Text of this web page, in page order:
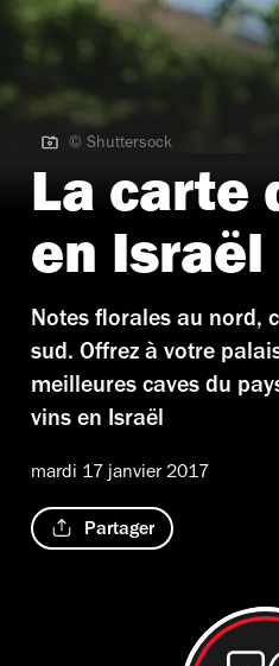
© Shuttersock
© Shuttersock
La carte
en Israël
Notes florales au nord,
sud. Offrez à votre
meilleures caves du
vins en Israël
mardi 17 janvier 2017
Partager